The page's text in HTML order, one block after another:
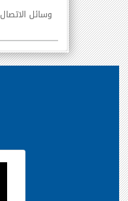
وسائل الاتصال